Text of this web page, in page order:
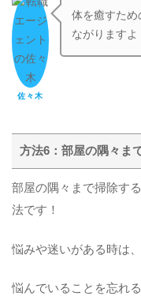
佐々木
体を癒すた
ながりますよ
方法6：部屋の隅々ま
部屋の隅々まで掃除す
法です！
悩みや迷いがある時は
悩んでいることを忘れ